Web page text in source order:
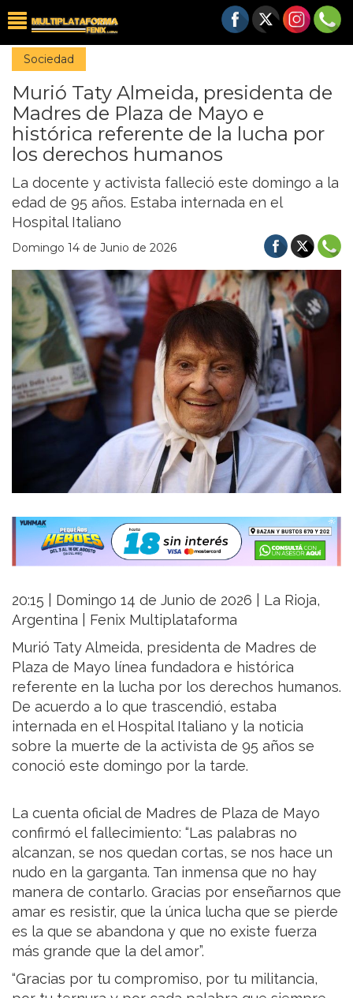
Sociedad
Murió Taty Almeida, presidenta de
Madres de Plaza de Mayo e
histórica referente de la lucha por
los derechos humanos
La docente y activista falleció este domingo a la
edad de 95 años. Estaba internada en el
Hospital Italiano
Domingo 14 de Junio de 2026
20:15 | Domingo 14 de Junio de 2026 | La Rioja,
Argentina | Fenix Multiplataforma
Murió Taty Almeida, presidenta de Madres de
Plaza de Mayo línea fundadora e histórica
referente en la lucha por los derechos humanos.
De acuerdo a lo que trascendió, estaba
internada en el Hospital Italiano y la noticia
sobre la muerte de la activista de 95 años se
conoció este domingo por la tarde.
La cuenta oficial de Madres de Plaza de Mayo
confirmó el fallecimiento: “Las palabras no
alcanzan, se nos quedan cortas, se nos hace un
nudo en la garganta. Tan inmensa que no hay
manera de contarlo. Gracias por enseñarnos que
amar es resistir, que la única lucha que se pierde
es la que se abandona y que no existe fuerza
más grande que la del amor”.
“Gracias por tu compromiso, por tu militancia,